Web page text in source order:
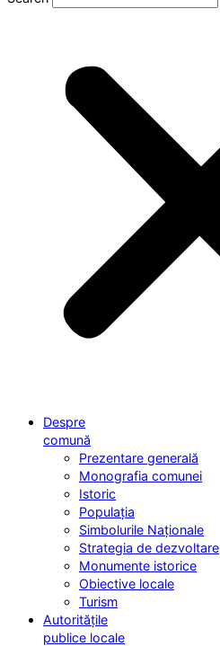
Despre
comună
Prezentare generală
Monografia comunei
Istoric
Populația
Simbolurile Naționale
Strategia de dezvoltare
Monumente istorice
Obiective locale
Turism
Autoritățile
publice locale